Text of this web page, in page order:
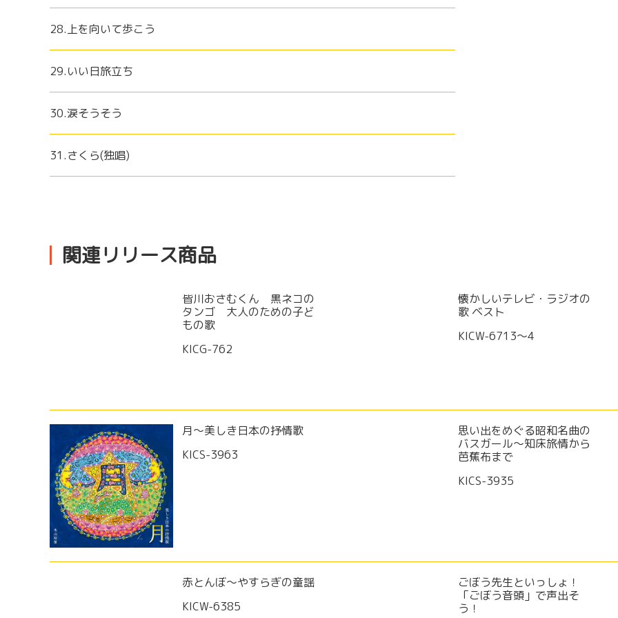
28.上を向いて歩こう
29.いい日旅立ち
30.涙そうそう
31.さくら(独唱)
関連リリース商品
皆川おさむくん 黒ネコの
タンゴ 大人のための子ど
もの歌
KICG-762
懐かしいテレビ・ラジオの
歌 ベスト
KICW-6713～4
月～美しき日本の抒情歌
思い出をめぐる昭和名曲の
バスガール～知床旅情から
芭蕉布まで